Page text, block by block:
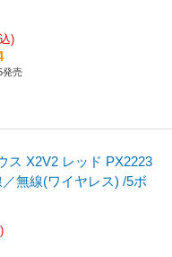
)
発売
ス X2V2 レッド PX2223
／無線(ワイヤレス) /5ボ